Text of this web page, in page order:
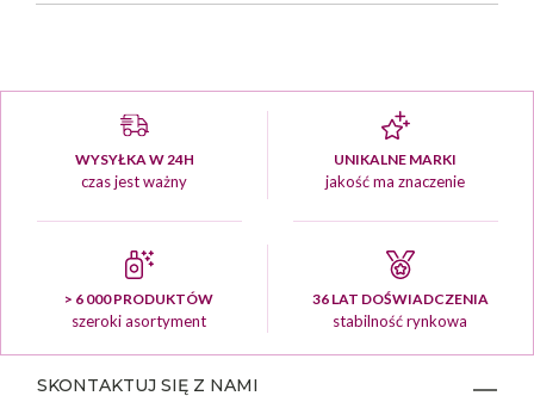
WYSYŁKA W 24H
czas jest ważny
UNIKALNE MARKI
jakość ma znaczenie
> 6 000 PRODUKTÓW
szeroki asortyment
36 LAT DOŚWIADCZENIA
stabilność rynkowa
SKONTAKTUJ SIĘ Z NAMI